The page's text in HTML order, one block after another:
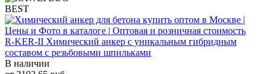
BEST
R-KER-II Химический анкер с уникальным гибридным
составом с резьбовыми шпильками
В наличии